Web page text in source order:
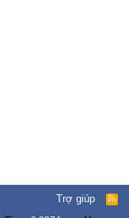
Trợ giúp
R